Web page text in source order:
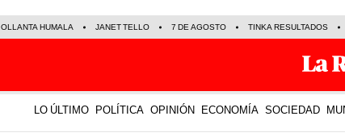
OLLANTA HUMALA JANET TELLO 7 DE AGOSTO TINKA RESULTADOS
LO ÚLTIMO POLÍTICA OPINIÓN ECONOMÍA SOCIEDAD